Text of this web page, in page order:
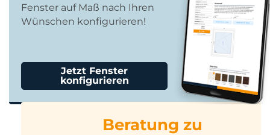
Fenster auf Maß nach Ihren
Wünschen konfigurieren!
Jetzt Fenster
konfigurieren
Beratung zu